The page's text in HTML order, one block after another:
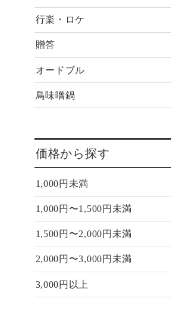
行楽・ロケ
贈答
オードブル
鳥味噌鍋
価格から探す
1,000円未満
1,000円〜1,500円未満
1,500円〜2,000円未満
2,000円〜3,000円未満
3,000円以上